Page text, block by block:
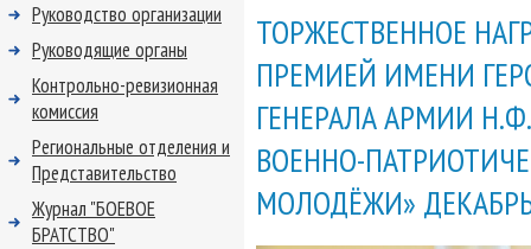
ТОРЖЕСТВЕННОЕ
ПРЕМИЕЙ ИМЕНИ
ГЕНЕРАЛА АРМИИ
ВОЕННО-
МОЛОДЁЖИ»
Руководство организации
Руководящие органы
Контрольно-ревизионная
комиссия
Региональные отделения и
Представительство
Журнал "БОЕВОЕ
БРАТСТВО"